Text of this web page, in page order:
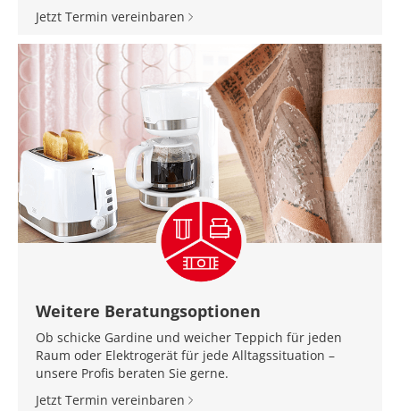
Jetzt Termin vereinbaren
Weitere Beratungsoptionen
Ob schicke Gardine und weicher Teppich für jeden
Raum oder Elektrogerät für jede Alltagssituation –
unsere Profis beraten Sie gerne.
Jetzt Termin vereinbaren